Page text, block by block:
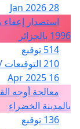
28 Jan 2026
1996 بالجزائر
514 توقيع
210 التوقيعات / 12 أشهر
16 Apr 2025
معالجة أوجه
بالمدينة الخضراء
136 توقيع